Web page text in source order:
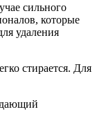
сильного
которые
удаления
стирается. Для